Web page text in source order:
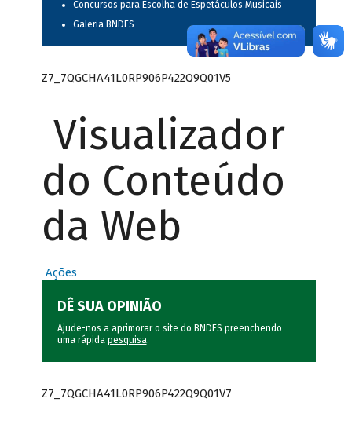
Concursos para Escolha de Espetáculos Musicais
Galeria BNDES
Z7_7QGCHA41L0RP906P422Q9Q01V5
Visualizador
do Conteúdo
da Web
Ações
DÊ SUA OPINIÃO
Ajude-nos a aprimorar o site do BNDES preenchendo
uma rápida pesquisa.
Z7_7QGCHA41L0RP906P422Q9Q01V7